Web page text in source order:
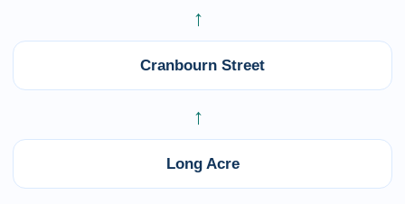
←
Cranbourn Street
←
Long Acre